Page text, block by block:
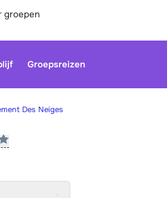
groepen
Groepsreizen
Des Neiges